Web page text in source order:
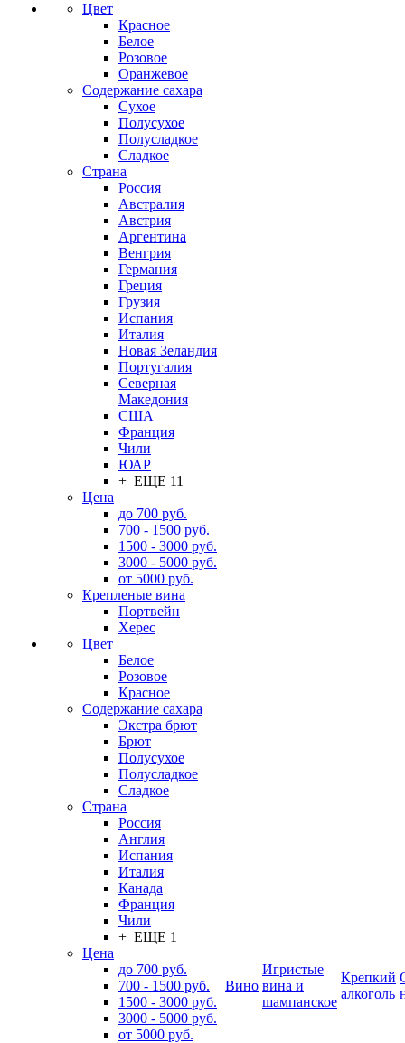
Цвет
Красное
Белое
Розовое
Оранжевое
Содержание сахара
Сухое
Полусухое
Полусладкое
Сладкое
Страна
Россия
Австралия
Австрия
Аргентина
Венгрия
Германия
Греция
Грузия
Испания
Италия
Новая Зеландия
Португалия
Северная
Македония
США
Франция
Чили
ЮАР
+ ЕЩЕ 11
Цена
до 700 руб.
700 - 1500 руб.
1500 - 3000 руб.
3000 - 5000 руб.
от 5000 руб.
Крепленые вина
Портвейн
Херес
Цвет
Белое
Розовое
Красное
Содержание сахара
Экстра брют
Брют
Полусухое
Полусладкое
Сладкое
Страна
Россия
Англия
Испания
Италия
Канада
Франция
Чили
+ ЕЩЕ 1
Цена
до 700 руб.
700 - 1500 руб.
1500 - 3000 руб.
3000 - 5000 руб.
от 5000 руб.
Вино
Игристые
вина и
шампанское
Крепкий
алкоголь